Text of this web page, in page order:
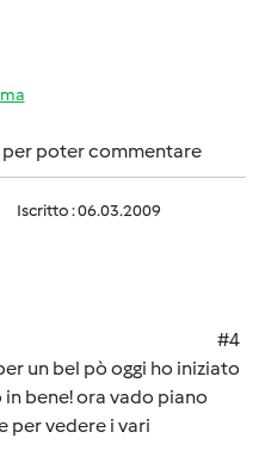
per poter commentare
Iscritto : 06.03.2009
#4
un bel pò oggi ho iniziato
bene! ora vado piano
per vedere i vari